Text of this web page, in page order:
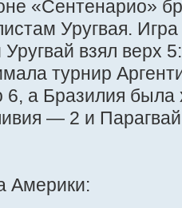
«Сентенарио»
Уругвая.
взял верх
турнир
а Бразилия была
— 2 и
Америки: